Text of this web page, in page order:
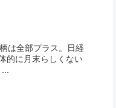
は全部プラス。日経
的に月末らしくない